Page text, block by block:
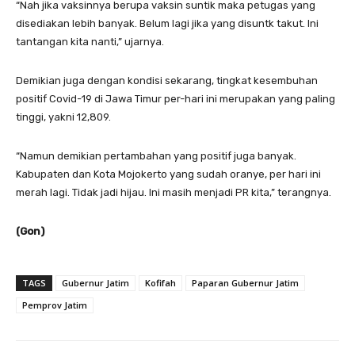
“Nah jika vaksinnya berupa vaksin suntik maka petugas yang
disediakan lebih banyak. Belum lagi jika yang disuntk takut. Ini
tantangan kita nanti,” ujarnya.
Demikian juga dengan kondisi sekarang, tingkat kesembuhan
positif Covid-19 di Jawa Timur per-hari ini merupakan yang paling
tinggi, yakni 12,809.
“Namun demikian pertambahan yang positif juga banyak.
Kabupaten dan Kota Mojokerto yang sudah oranye, per hari ini
merah lagi. Tidak jadi hijau. Ini masih menjadi PR kita,” terangnya.
(Gon)
TAGS Gubernur Jatim Kofifah
Paparan Gubernur Jatim
Pemprov Jatim